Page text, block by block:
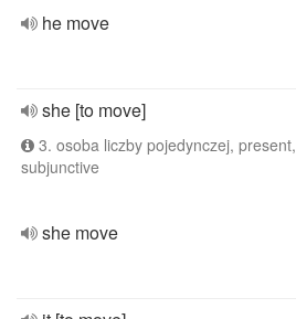
he move
she [to move]
3. osoba liczby pojedynczej, present,
subjunctive
she move